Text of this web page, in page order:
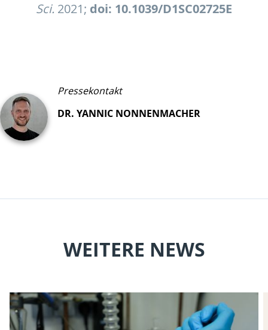
Sci. 2021; doi: 10.1039/D1SC02725E
Pressekontakt
DR. YANNIC NONNENMACHER
WEITERE NEWS